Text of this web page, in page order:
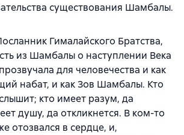
существования Шамбалы.
Гималайского Братства,
из Шамбалы о наступлении Века
для человечества и как
набат, и как Зов Шамбалы. Кто
кто имеет разум, да
душу, да откликнется. В ком-то
отозвался в сердце, и,